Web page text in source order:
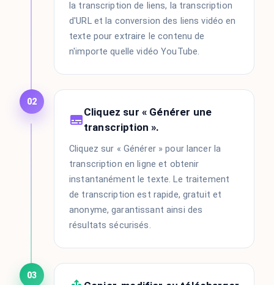
la transcription de liens, la transcription
d'URL et la conversion des liens vidéo en
texte pour extraire le contenu de
n'importe quelle vidéo YouTube.
02
Cliquez sur « Générer une
transcription ».
Cliquez sur « Générer » pour lancer la
transcription en ligne et obtenir
instantanément le texte. Le traitement
de transcription est rapide, gratuit et
anonyme, garantissant ainsi des
résultats sécurisés.
03